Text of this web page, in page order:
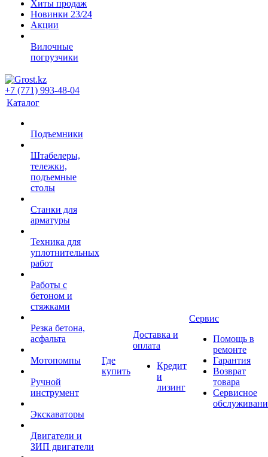
Хиты продаж
Новинки 23/24
Акции
Вилочные
погрузчики
+7 (771) 993-48-04
Каталог
Подъемники
Штабелеры,
тележки,
подъемные
столы
Станки для
арматуры
Техника для
уплотнительных
работ
Работы с
бетоном и
стяжками
Резка бетона,
асфальта
Мотопомпы
Ручной
инструмент
Экскаваторы
Двигатели и
ЗИП двигатели
Где
купить
Доставка и
оплата
Кредит
и
лизинг
Сервис
Помощь в
ремонте
Гарантия
Возврат
товара
Сервисное